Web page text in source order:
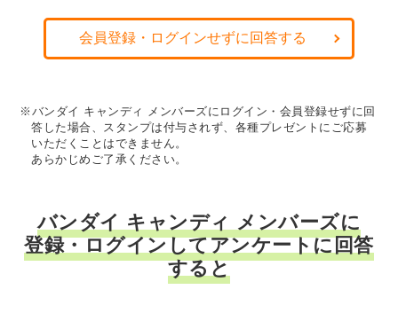
会員登録・ログインせずに回答する
※バンダイ キャンディ メンバーズにログイン・会員登録せずに回
答した場合、スタンプは付与されず、各種プレゼントにご応募
いただくことはできません。
あらかじめご了承ください。
バンダイ キャンディ メンバーズに
登録・ログインしてアンケートに回答
すると